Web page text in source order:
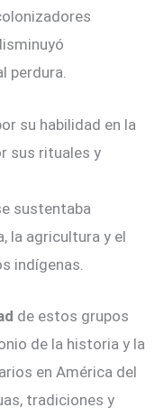
perdura.
su habilidad en la
sus rituales y
sustentaba
la agricultura y el
indígenas.
de estos grupos
de la historia y la
en América del
tradiciones y